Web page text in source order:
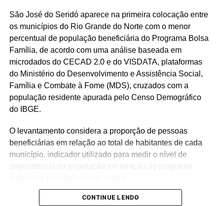
São José do Seridó aparece na primeira colocação entre
os municípios do Rio Grande do Norte com o menor
percentual de população beneficiária do Programa Bolsa
Família, de acordo com uma análise baseada em
microdados do CECAD 2.0 e do VISDATA, plataformas
do Ministério do Desenvolvimento e Assistência Social,
Família e Combate à Fome (MDS), cruzados com a
população residente apurada pelo Censo Demográfico
do IBGE.
O levantamento considera a proporção de pessoas
beneficiárias em relação ao total de habitantes de cada
município, indicador utilizado para medir o nível de
dependência da população em relação ao programa
Com população de 4.558 habitantes, São José do Seridó
CONTINUE LENDO